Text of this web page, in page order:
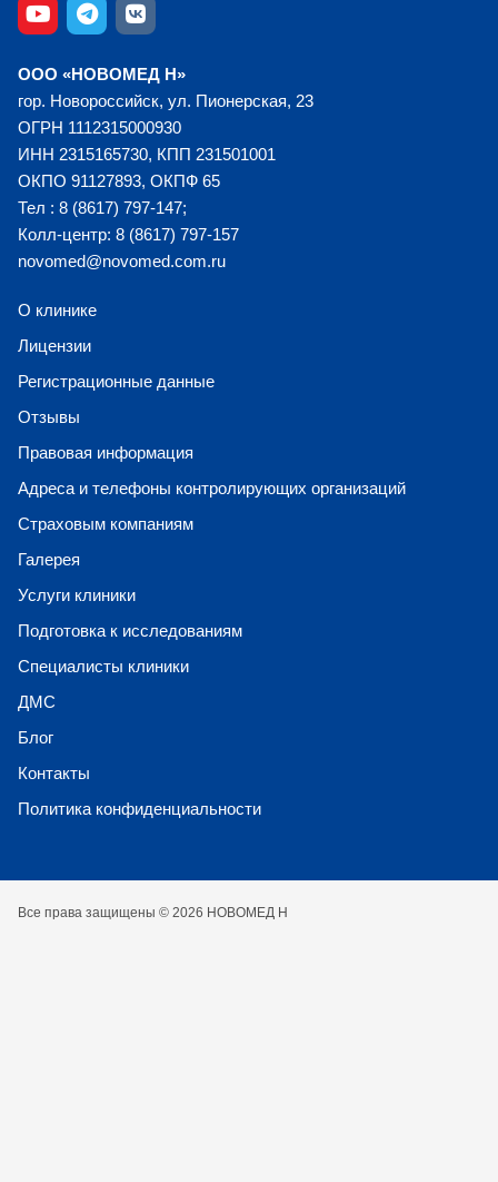
ООО «НОВОМЕД Н»
гор. Новороссийск, ул. Пионерская, 23
ОГРН 1112315000930
ИНН 2315165730, КПП 231501001
ОКПО 91127893, ОКПФ 65
Тел : 8 (8617) 797-147;
Колл-центр: 8 (8617) 797-157
novomed@novomed.com.ru
О клинике
Лицензии
Регистрационные данные
Отзывы
Правовая информация
Адреса и телефоны контролирующих организаций
Страховым компаниям
Галерея
Услуги клиники
Подготовка к исследованиям
Специалисты клиники
ДМС
Блог
Контакты
Политика конфиденциальности
Все права защищены © 2026 НОВОМЕД Н